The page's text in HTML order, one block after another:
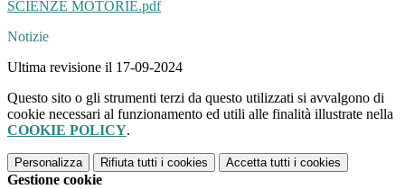
SCIENZE MOTORIE.pdf
Notizie
Ultima revisione il 17-09-2024
Questo sito o gli strumenti terzi da questo utilizzati si avvalgono di
cookie necessari al funzionamento ed utili alle finalità illustrate nella
COOKIE POLICY.
Personalizza Rifiuta tutti i cookies Accetta tutti i cookies
Gestione cookie